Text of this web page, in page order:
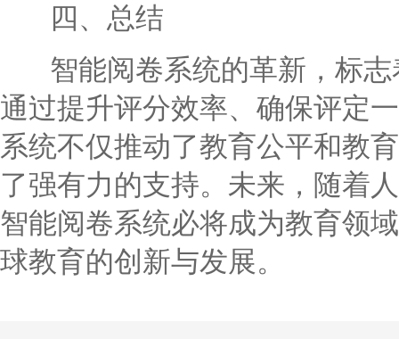
四、总结
智能阅卷系统的革新，标志
通过提升评分效率、确保评定
系统不仅推动了教育公平和教
了强有力的支持。未来，随着
智能阅卷系统必将成为教育领
球教育的创新与发展。